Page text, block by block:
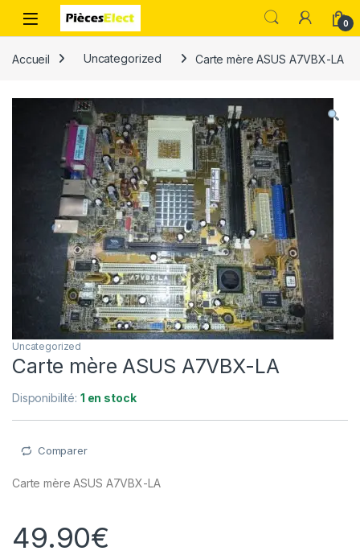
0
Accueil Uncategorized Carte mère ASUS A7VBX-LA
Uncategorized
Carte mère ASUS A7VBX-LA
Disponibilité: 1 en stock
Comparer
Carte mère ASUS A7VBX-LA
49.90€